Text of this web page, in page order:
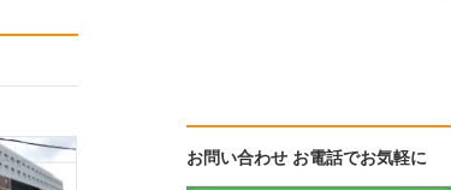
お問い合わせ お電話でお気軽に